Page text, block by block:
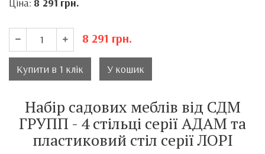
Ціна: 8 291 грн.
8 291 грн.
Купити в 1 клік У кошик
Набір садових меблів від СДМ
ГРУПП - 4 стільці серії АДАМ та
пластиковий стіл серії ЛОРІ